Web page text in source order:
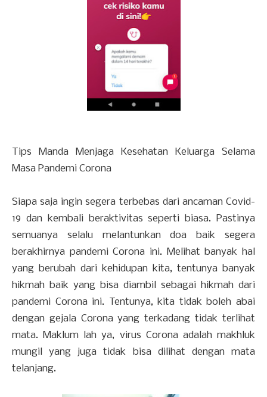
Tips Manda Menjaga Kesehatan Keluarga Selama
Masa Pandemi Corona
Siapa saja ingin segera terbebas dari ancaman Covid-
19 dan kembali beraktivitas seperti biasa. Pastinya
semuanya selalu melantunkan doa baik segera
berakhirnya pandemi Corona ini. Melihat banyak hal
yang berubah dari kehidupan kita, tentunya banyak
hikmah baik yang bisa diambil sebagai hikmah dari
pandemi Corona ini. Tentunya, kita tidak boleh abai
dengan gejala Corona yang terkadang tidak terlihat
mata. Maklum lah ya, virus Corona adalah makhluk
mungil yang juga tidak bisa dilihat dengan mata
telanjang.